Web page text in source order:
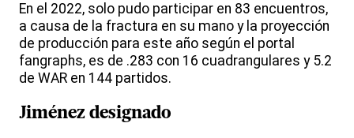
En el 2022, solo pudo participar en 83 encuentros,
a causa de la fractura en su mano y la proyección
de producción para este año según el portal
fangraphs, es de .283 con 16 cuadrangulares y 5.2
de WAR en 144 partidos.
Jiménez designado